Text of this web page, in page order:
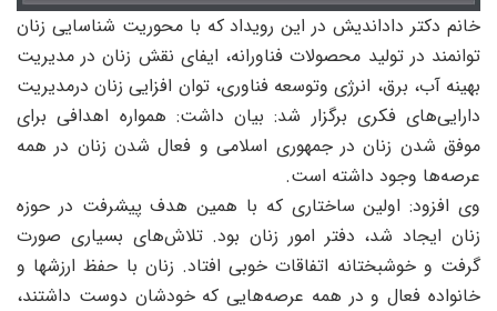
دکتر داداندیش در این رویداد که با محوریت شناسایی زنان
در تولید محصولات فناورانه، ایفای نقش زنان در مدیریت
آب، برق، انرژی وتوسعه فناوری، توان افزایی زنان درمدیریت
فکری برگزار شد: بیان داشت: همواره اهدافی برای
شدن زنان در جمهوری اسلامی و فعال شدن زنان در همه
وجود داشته است.
افزود: اولین ساختاری که با همین هدف پیشرفت در حوزه
ایجاد شد، دفتر امور زنان بود. تلاش‌های بسیاری صورت
و خوشبختانه اتفاقات خوبی افتاد. زنان با حفظ ارزشها و
فعال و در همه عرصه‌هایی که خودشان دوست داشتند،